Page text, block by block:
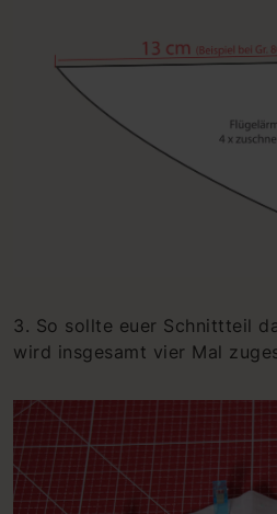
3. So sollte euer Schnittteil
wird insgesamt vier Mal